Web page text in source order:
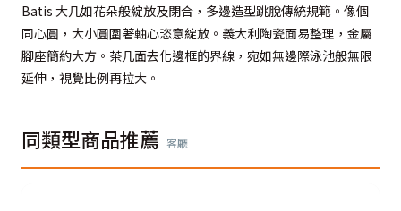
Batis 大几如花朵般綻放及閉合，多邊造型跳脫傳統規範。像個
同心圓，大小圓圍著軸心恣意綻放。義大利陶瓷面易整理，金屬
腳座簡約大方。茶几面去化邊框的界線，宛如無邊際泳池般無限
延伸，視覺比例再拉大。
同類型商品推薦 客廳